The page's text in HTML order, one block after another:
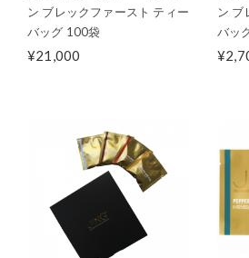
ン ブレックファースト ティー
バッグ 100袋
¥21,000
ン ブ
バッ